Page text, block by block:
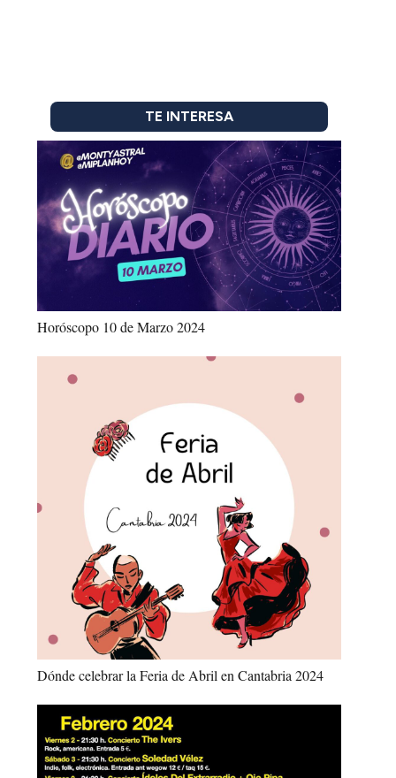
TE INTERESA
Horóscopo 10 de Marzo 2024
Dónde celebrar la Feria de Abril en Cantabria 2024